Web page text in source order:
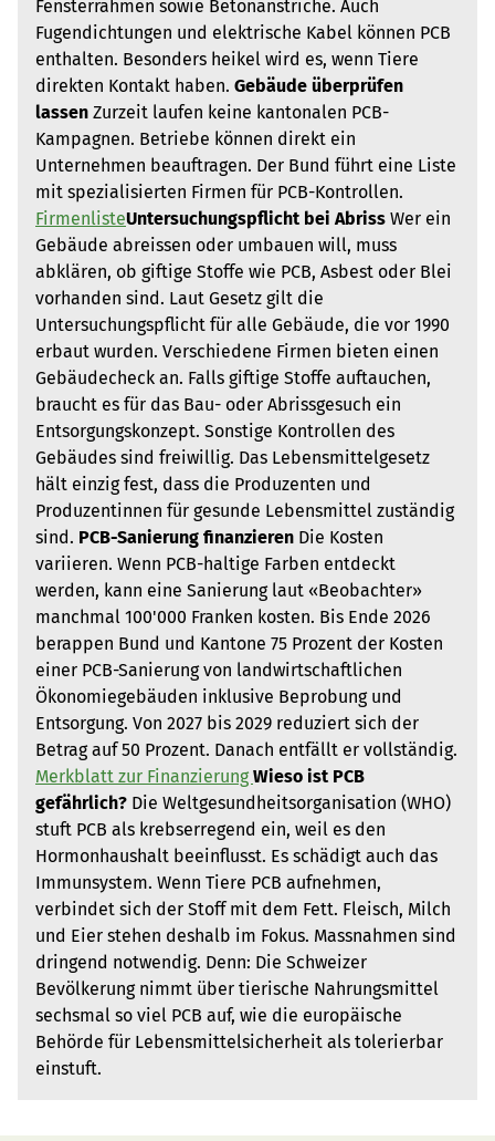
Fensterrahmen sowie Betonanstriche. Auch
Fugendichtungen und elektrische Kabel können PCB
enthalten. Besonders heikel wird es, wenn Tiere
direkten Kontakt haben. Gebäude überprüfen
lassen Zurzeit laufen keine kantonalen PCB-
Kampagnen. Betriebe können direkt ein
Unternehmen beauftragen. Der Bund führt eine Liste
mit spezialisierten Firmen für PCB-Kontrollen.
FirmenlisteUntersuchungspflicht bei Abriss Wer ein
Gebäude abreissen oder umbauen will, muss
abklären, ob giftige Stoffe wie PCB, Asbest oder Blei
vorhanden sind. Laut Gesetz gilt die
Untersuchungspflicht für alle Gebäude, die vor 1990
erbaut wurden. Verschiedene Firmen bieten einen
Gebäudecheck an. Falls giftige Stoffe auftauchen,
braucht es für das Bau- oder Abrissgesuch ein
Entsorgungskonzept. Sonstige Kontrollen des
Gebäudes sind freiwillig. Das Lebensmittelgesetz
hält einzig fest, dass die Produzenten und
Produzentinnen für gesunde Lebensmittel zuständig
sind. PCB-Sanierung finanzieren Die Kosten
variieren. Wenn PCB-haltige Farben entdeckt
werden, kann eine Sanierung laut «Beobachter»
manchmal 100'000 Franken kosten. Bis Ende 2026
berappen Bund und Kantone 75 Prozent der Kosten
einer PCB-Sanierung von landwirtschaftlichen
Ökonomiegebäuden inklusive Beprobung und
Entsorgung. Von 2027 bis 2029 reduziert sich der
Betrag auf 50 Prozent. Danach entfällt er vollständig.
Merkblatt zur Finanzierung ​Wieso ist PCB
gefährlich? Die Weltgesundheitsorganisation (WHO)
stuft PCB als krebserregend ein, weil es den
Hormonhaushalt beeinflusst. Es schädigt auch das
Immunsystem. Wenn Tiere PCB aufnehmen,
verbindet sich der Stoff mit dem Fett. Fleisch, Milch
und Eier stehen deshalb im Fokus. Massnahmen sind
dringend notwendig. Denn: Die Schweizer
Bevölkerung nimmt über tierische Nahrungsmittel
sechsmal so viel PCB auf, wie die europäische
Behörde für Lebensmittelsicherheit als tolerierbar
einstuft.